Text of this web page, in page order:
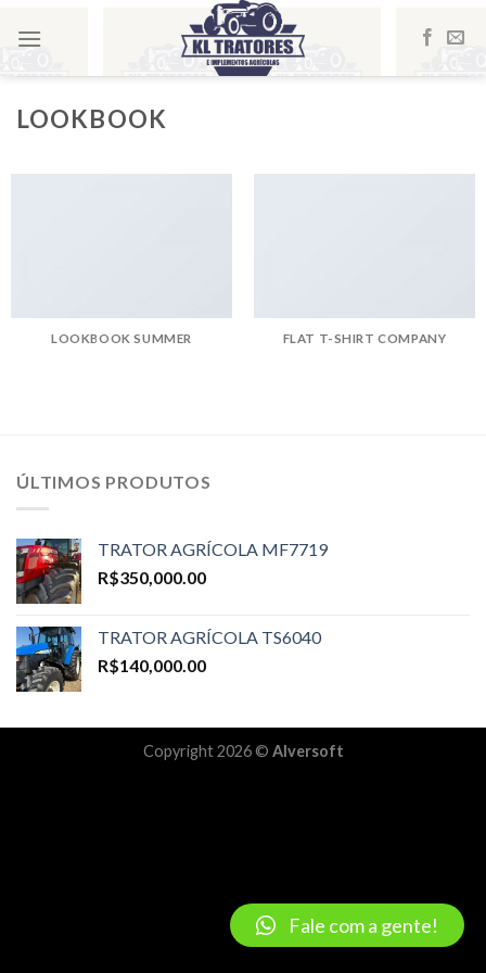
LOOKBOOK
LOOKBOOK SUMMER FLAT T-SHIRT COMPANY
ÚLTIMOS PRODUTOS
TRATOR AGRÍCOLA MF7719
R$350,000.00
TRATOR AGRÍCOLA TS6040
R$140,000.00
Copyright 2026 © Alversoft
Fale com a gente!